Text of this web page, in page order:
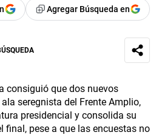
Agregar Búsqueda en
consiguió que dos nuevos
seregnista del Frente Amplio,
presidencial y consolida su
final, pese a que las encuestas no